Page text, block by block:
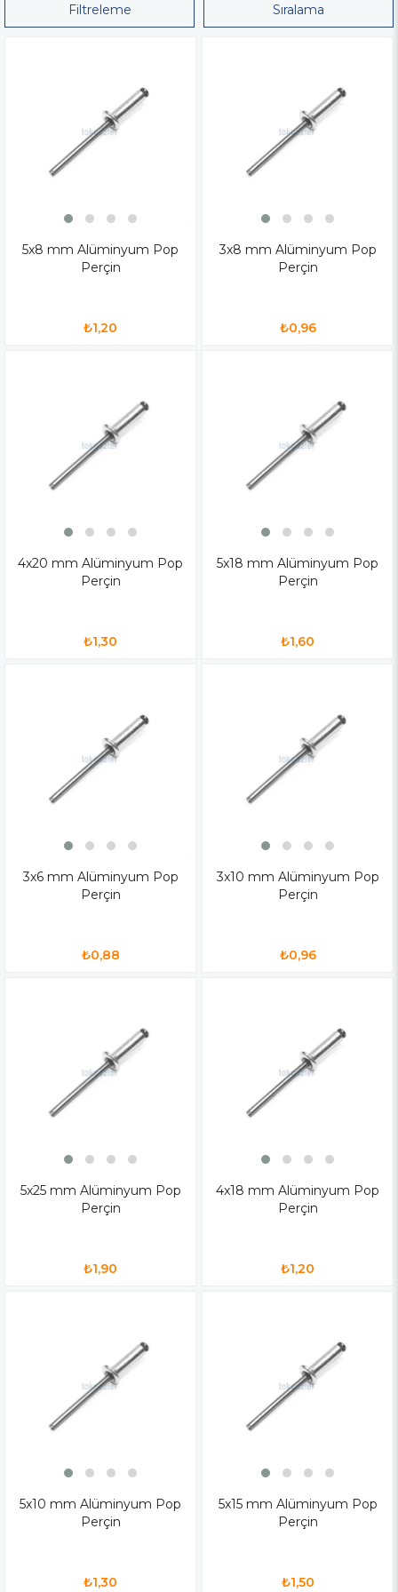
Filtreleme Sıralama
5x8 mm Alüminyum Pop
Perçin
₺1,20
3x8 mm Alüminyum Pop
Perçin
₺0,96
4x20 mm Alüminyum Pop
Perçin
₺1,30
5x18 mm Alüminyum Pop
Perçin
₺1,60
3x6 mm Alüminyum Pop
Perçin
₺0,88
3x10 mm Alüminyum Pop
Perçin
₺0,96
5x25 mm Alüminyum Pop
Perçin
₺1,90
4x18 mm Alüminyum Pop
Perçin
₺1,20
5x10 mm Alüminyum Pop
Perçin
₺1,30
5x15 mm Alüminyum Pop
Perçin
₺1,50